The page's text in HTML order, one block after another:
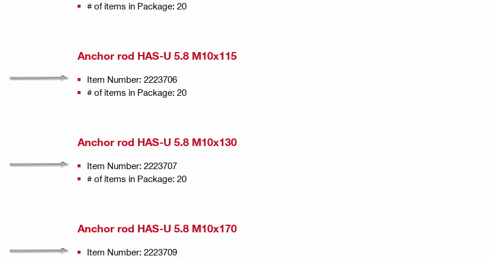
# of items in Package: 20
Anchor rod HAS-U 5.8 M10x115
Item Number: 2223706
# of items in Package: 20
Anchor rod HAS-U 5.8 M10x130
Item Number: 2223707
# of items in Package: 20
Anchor rod HAS-U 5.8 M10x170
Item Number: 2223709